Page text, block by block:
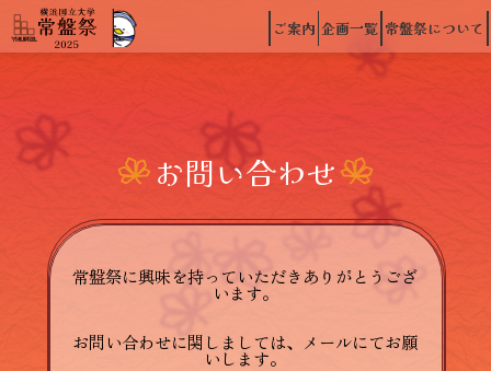
ご案内 企画一覧 常盤祭について
お問い合わせ
常盤祭に興味を持っていただきありがとうござ
います。
お問い合わせに関しましては、メールにてお願
いします。